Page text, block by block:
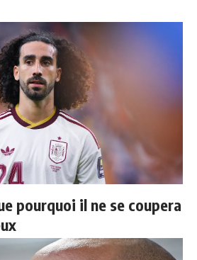
pourquoi il ne se coupera